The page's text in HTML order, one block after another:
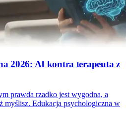
2026: AI kontra terapeuta z
prawda rzadko jest wygodna, a
myślisz. Edukacja psychologiczna w